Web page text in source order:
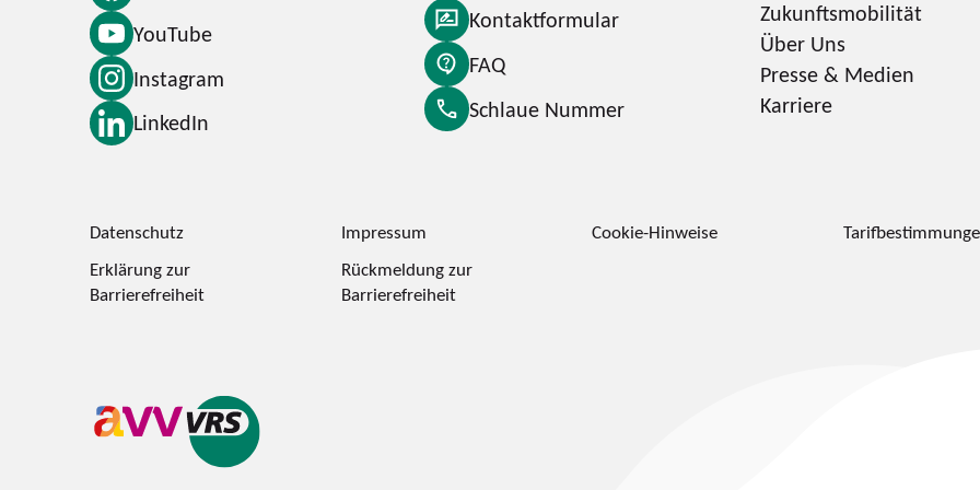
YouTube
Instagram
LinkedIn
Kontaktformular
FAQ
Schlaue Nummer
Zukunftsmobilität
Über Uns
Presse & Medien
Karriere
Datenschutz Impressum Cookie-Hinweise
Erklärung zur
Barrierefreiheit
Rückmeldung zur
Barrierefreiheit